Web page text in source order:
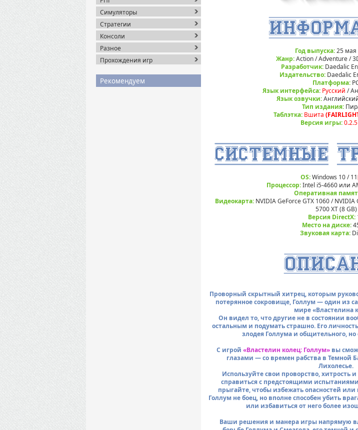
Симуляторы
Стратегии
Консоли
Разное
Прохождения игр
Рекомендуем
Год выпуска:25 мая
Жанр:Action / Adventure /
Разработчик: Daedalic
Издательство:Daedalic
Платформа:
Язык интерфейса: Русский /
Язык озвучки:
Тип издания:
Таблэтка: Вшита
Версия игры:
OS:Windows 10 / 11
Процессор:Intel i5-4660 или
Оперативная
Видеокарта:NVIDIA GeForce GTX 1060 / NVIDIA
5700 XT (8 GB)
Версия DirectX:
Место на диске:
Звуковая карта:
Проворный скрытный хитрец, которым
потерянное сокровище, Голлум — один из
мире «Властелина
Он видел то, что другие не в состоянии
остальным и подумать страшно. Его
злодея Голлума и общительного, но
С игрой «Властелин колец: Голлум»вы
глазами — со времен рабства в Темной
Лихолесье.
Используйте свои проворство, хитрость
справиться с предстоящими
прыгайте, чтобы избежать опасностей
Голлум не боец, но вполне способен убить
или избавиться от него более
Ваши решения и манера игры напрямую